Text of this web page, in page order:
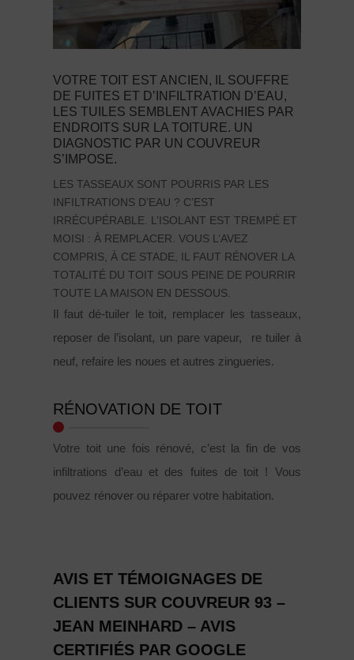
VOTRE TOIT EST ANCIEN, IL SOUFFRE
DE FUITES ET D’INFILTRATION D’EAU,
LES TUILES SEMBLENT AVACHIES PAR
ENDROITS SUR LA TOITURE. UN
DIAGNOSTIC PAR UN COUVREUR
S’IMPOSE.
LES TASSEAUX SONT POURRIS PAR LES
INFILTRATIONS D’EAU ? C’EST
IRRÉCUPÉRABLE. L’ISOLANT EST TREMPÉ ET
MOISI : À REMPLACER. VOUS L’AVEZ
COMPRIS, À CE STADE, IL FAUT RÉNOVER LA
TOTALITÉ DU TOIT SOUS PEINE DE POURRIR
TOUTE LA MAISON EN DESSOUS.
Il faut dé-tuiler le toit, remplacer les tasseaux,
reposer de l’isolant, un pare vapeur, re tuiler à
neuf, refaire les noues et autres zingueries.
RÉNOVATION DE TOIT
Votre toit une fois rénové, c’est la fin de vos
infiltrations d’eau et des fuites de toit ! Vous
pouvez rénover ou réparer votre habitation.
AVIS ET TÉMOIGNAGES DE
CLIENTS SUR COUVREUR 93 –
JEAN MEINHARD – AVIS
CERTIFIÉS PAR GOOGLE